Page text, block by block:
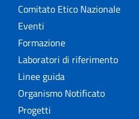
Comitato Etico Nazionale
Eventi
Formazione
Laboratori di riferimento
Linee guida
Organismo Notificato
Progetti